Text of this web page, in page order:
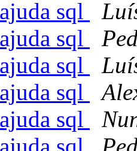
sql
sql
sql
sql
sql